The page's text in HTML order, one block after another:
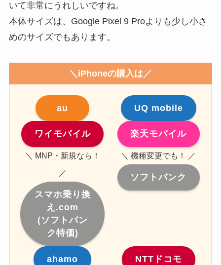
いて非常にうれしいですね。
本体サイズは、Google Pixel 9 Proよりも少し小さ
めのサイズでもあります。
＼iPhoneの購入は／
au UQ mobile
ワイモバイル 楽天モバイル
＼ MNP・新規なら！
／
スマホ乗り換
え.com
(ソフトバン
ク特価)
＼ 機種変更でも！ ／
ソフトバンク
ahamo NTTドコモ